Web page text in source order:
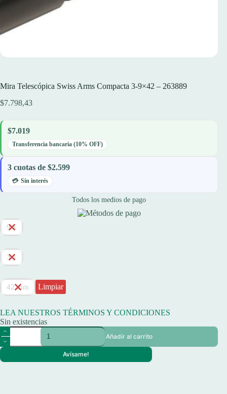
Mira Telescópica Swiss Arms Compacta 3-9×42 – 263889
$7.798,43
$7.019
Transferencia bancaria (10% OFF)
3 cuotas de $2.599
Sin interés
Todos los medios de pago
9 x
3 x
42 mm Limpiar
LEA NUESTROS TÉRMINOS Y CONDICIONES
Sin existencias
Mira
Telescópica
Swiss
Compacta
Añadir al carrito
Avísame!